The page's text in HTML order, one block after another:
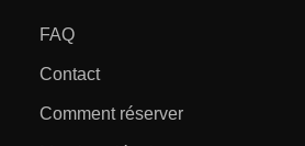
FAQ
Contact
Comment réserver